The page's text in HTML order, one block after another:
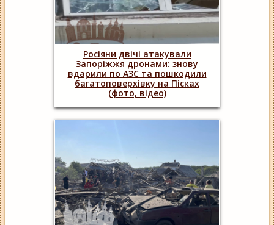
Росіяни двічі атакували
Запоріжжя дронами: знову
вдарили по АЗС та пошкодили
багатоповерхівку на Пісках
(фото, відео)